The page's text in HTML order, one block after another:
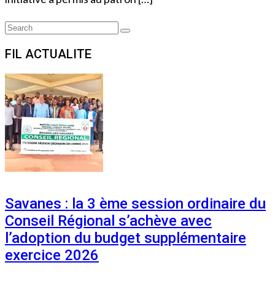
Search
Search
FIL ACTUALITE
Savanes : la 3 ème session ordinaire du
Conseil Régional s’achève avec
l’adoption du budget supplémentaire
exercice 2026